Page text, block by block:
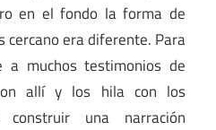
en el fondo la forma de
cercano era diferente. Para
a muchos testimonios de
allí y los hila con los
construir una narración